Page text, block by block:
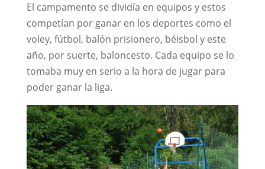
El campamento se dividía en equipos y estos
competían por ganar en los deportes como el
voley, fútbol, balón prisionero, béisbol y este
año, por suerte, baloncesto. Cada equipo se lo
tomaba muy en serio a la hora de jugar para
poder ganar la liga.